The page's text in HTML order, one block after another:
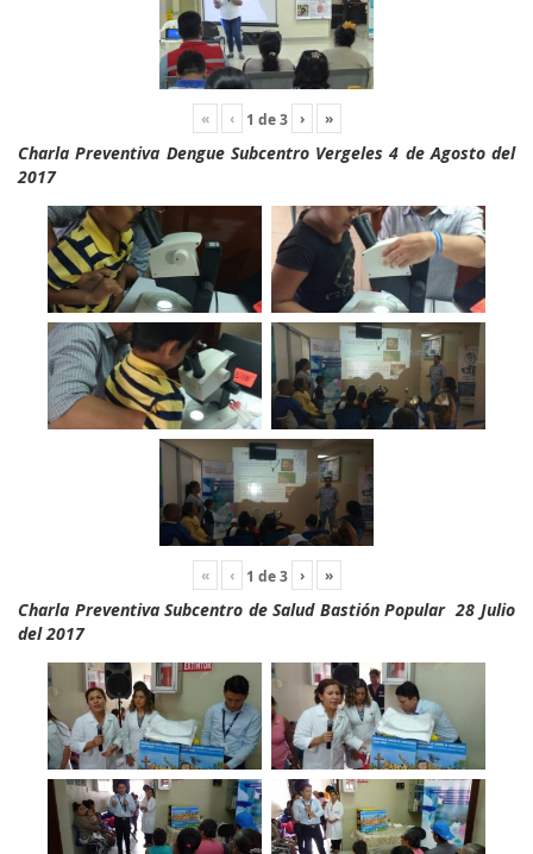
« ‹ 1 de3 › »
Charla Preventiva Dengue Subcentro Vergeles 4 de Agosto del
2017
« ‹ 1 de3 › »
Charla Preventiva Subcentro de Salud Bastión Popular 28 Julio
del 2017